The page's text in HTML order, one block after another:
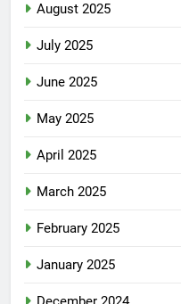
August 2025
July 2025
June 2025
May 2025
April 2025
March 2025
February 2025
January 2025